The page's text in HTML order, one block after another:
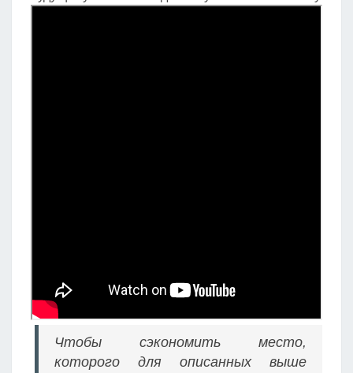
Чтобы сэкономить место,
которого для описанных выше